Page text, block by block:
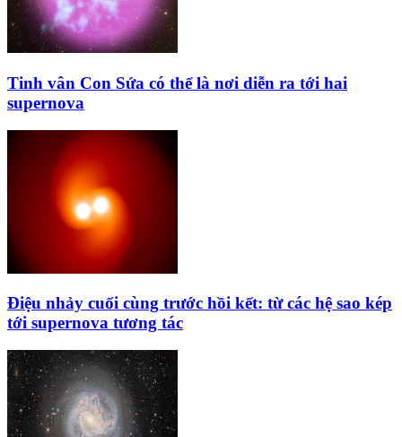
Tinh vân Con Sứa có thể là nơi diễn ra tới hai
supernova
Điệu nhảy cuối cùng trước hồi kết: từ các hệ sao kép
tới supernova tương tác